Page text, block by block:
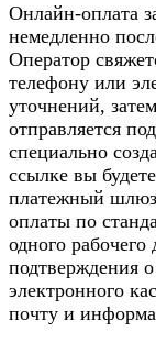
Онлайн-оплата
немедленно
Оператор
телефону или
уточнений,
отправляется
специально
ссылке вы
платежный
оплаты по
одного
подтверждения
электронного
почту и